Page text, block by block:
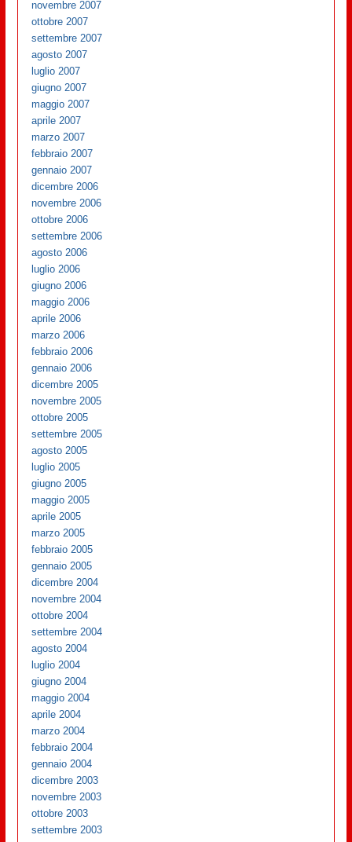
novembre 2007
ottobre 2007
settembre 2007
agosto 2007
luglio 2007
giugno 2007
maggio 2007
aprile 2007
marzo 2007
febbraio 2007
gennaio 2007
dicembre 2006
novembre 2006
ottobre 2006
settembre 2006
agosto 2006
luglio 2006
giugno 2006
maggio 2006
aprile 2006
marzo 2006
febbraio 2006
gennaio 2006
dicembre 2005
novembre 2005
ottobre 2005
settembre 2005
agosto 2005
luglio 2005
giugno 2005
maggio 2005
aprile 2005
marzo 2005
febbraio 2005
gennaio 2005
dicembre 2004
novembre 2004
ottobre 2004
settembre 2004
agosto 2004
luglio 2004
giugno 2004
maggio 2004
aprile 2004
marzo 2004
febbraio 2004
gennaio 2004
dicembre 2003
novembre 2003
ottobre 2003
settembre 2003